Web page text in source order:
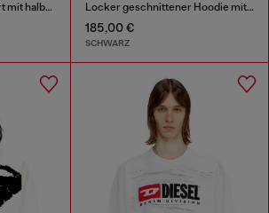
Kurzärmliges Sweatshirt mit halbem zip aus leichtem Scuba Locker geschnittener Hoodie mit Kängurutasche
185,00 €
SCHWARZ